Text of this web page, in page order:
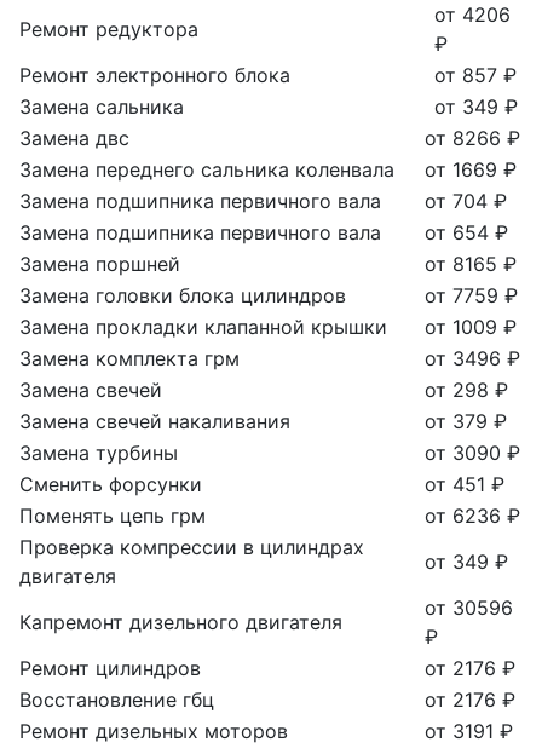
Ремонт редуктора
от 4206
₽
Ремонт электронного блока
от 857 ₽
Замена сальника
от 349 ₽
Замена двс
от 8266 ₽
Замена переднего сальника коленвала
от 1669 ₽
Замена подшипника первичного вала
от 704 ₽
Замена подшипника первичного вала
от 654 ₽
Замена поршней
от 8165 ₽
Замена головки блока цилиндров
от 7759 ₽
Замена прокладки клапанной крышки
от 1009 ₽
Замена комплекта грм
от 3496 ₽
Замена свечей
от 298 ₽
Замена свечей накаливания
от 379 ₽
Замена турбины
от 3090 ₽
Сменить форсунки
от 451 ₽
Поменять цепь грм
от 6236 ₽
Проверка компрессии в цилиндрах
двигателя
от 349 ₽
Капремонт дизельного двигателя
от 30596
₽
Ремонт цилиндров
от 2176 ₽
Восстановление гбц
от 2176 ₽
Ремонт дизельных моторов
от 3191 ₽